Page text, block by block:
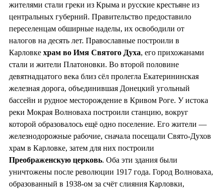
жителями стали греки из Крыма и русские крестьяне из
центральных губерний. Правительство предоставило
переселенцам обширные наделы, их освободили от
налогов на десять лет. Православные построили в
Карловке храм во Имя Святого Духа, его прихожанами
стали и жители Платоновки. Во второй половине
девятнадцатого века близ сёл пролегла Екатерининская
железная дорога, объединившая Донецкий угольный
бассейн и рудное месторождение в Кривом Роге. У истока
реки Мокрая Волноваха построили станцию, вокруг
которой образовалось ещё одно поселение. Его жители —
железнодорожные рабочие, сначала посещали Свято-Духов
храм в Карловке, затем для них построили
Преображенскую церковь. Оба эти здания были
уничтожены после революции 1917 года. Город Волноваха,
образованный в 1938-ом за счёт слияния Карловки,